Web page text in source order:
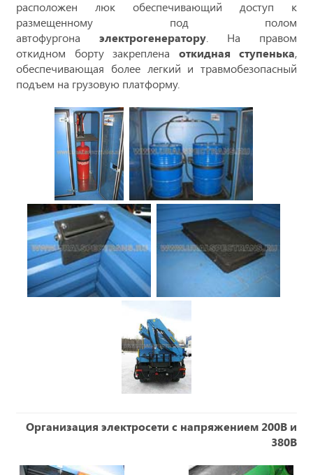
расположен люк обеспечивающий доступ к
размещенному под полом
автофургона электрогенератору . На правом
откидном борту закреплена откидная ступенька,
обеспечивающая более легкий и травмобезопасный
подъем на грузовую платформу.
Организация электросети с напряжением 200В и
380В